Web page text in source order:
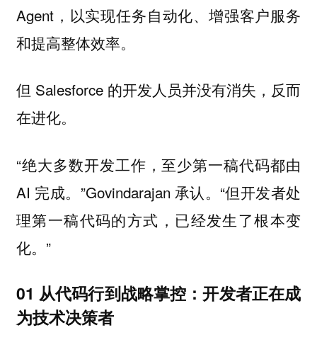
Agent，以实现任务自动化、增强客户服务
和提高整体效率。
但 Salesforce 的开发人员并没有消失，反而
在进化。
“绝大多数开发工作，至少第一稿代码都由
AI 完成。”Govindarajan 承认。“但开发者处
理第一稿代码的方式，已经发生了根本变
化。”
01 从代码行到战略掌控：开发者正在成
为技术决策者